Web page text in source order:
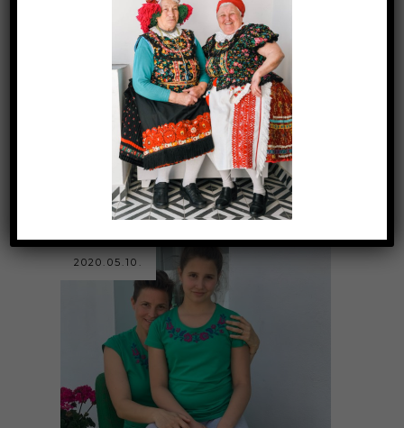
TE EGY FERRARI VAGY!
2020.05.10.